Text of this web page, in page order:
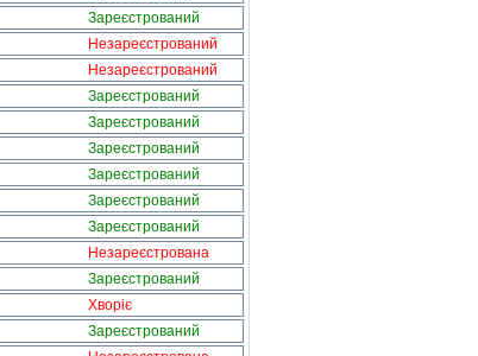
Зареєстрований
Незареєстрований
Незареєстрований
Зареєстрований
Зареєстрований
Зареєстрований
Зареєстрований
Зареєстрований
Зареєстрований
Незареєстрована
Зареєстрований
Хворіє
Зареєстрований